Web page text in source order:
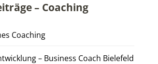
– Coaching
Coaching
– Business Coach Bielefeld